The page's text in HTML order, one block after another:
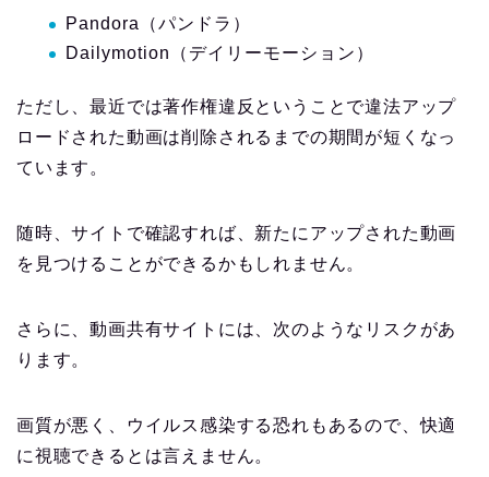
Pandora（パンドラ）
Dailymotion（デイリーモーション）
ただし、最近では著作権違反ということで違法アップ
ロードされた動画は削除されるまでの期間が短くなっ
ています。
随時、サイトで確認すれば、新たにアップされた動画
を見つけることができるかもしれません。
さらに、動画共有サイトには、次のようなリスクがあ
ります。
画質が悪く、ウイルス感染する恐れもあるので、快適
に視聴できるとは言えません。